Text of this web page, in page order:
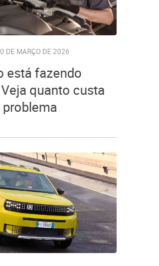
DE MARÇO DE 2026
está fazendo
quanto custa